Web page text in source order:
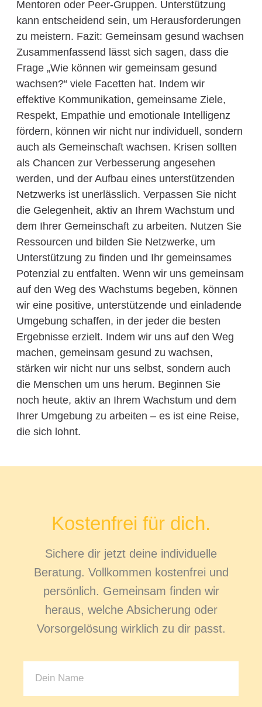
Mentoren oder Peer-Gruppen. Unterstützung
kann entscheidend sein, um Herausforderungen
zu meistern. Fazit: Gemeinsam gesund wachsen
Zusammenfassend lässt sich sagen, dass die
Frage „Wie können wir gemeinsam gesund
wachsen?“ viele Facetten hat. Indem wir
effektive Kommunikation, gemeinsame Ziele,
Respekt, Empathie und emotionale Intelligenz
fördern, können wir nicht nur individuell, sondern
auch als Gemeinschaft wachsen. Krisen sollten
als Chancen zur Verbesserung angesehen
werden, und der Aufbau eines unterstützenden
Netzwerks ist unerlässlich. Verpassen Sie nicht
die Gelegenheit, aktiv an Ihrem Wachstum und
dem Ihrer Gemeinschaft zu arbeiten. Nutzen Sie
Ressourcen und bilden Sie Netzwerke, um
Unterstützung zu finden und Ihr gemeinsames
Potenzial zu entfalten. Wenn wir uns gemeinsam
auf den Weg des Wachstums begeben, können
wir eine positive, unterstützende und einladende
Umgebung schaffen, in der jeder die besten
Ergebnisse erzielt. Indem wir uns auf den Weg
machen, gemeinsam gesund zu wachsen,
stärken wir nicht nur uns selbst, sondern auch
die Menschen um uns herum. Beginnen Sie
noch heute, aktiv an Ihrem Wachstum und dem
Ihrer Umgebung zu arbeiten – es ist eine Reise,
die sich lohnt.
Kostenfrei für dich.
Sichere dir jetzt deine individuelle
Beratung. Vollkommen kostenfrei und
persönlich. Gemeinsam finden wir
heraus, welche Absicherung oder
Vorsorgelösung wirklich zu dir passt.